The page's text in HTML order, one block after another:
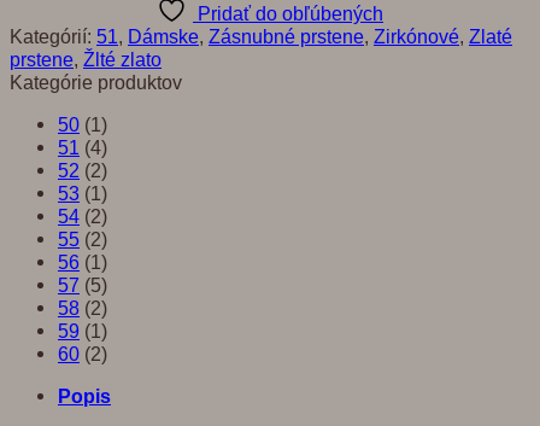
Pridať do obľúbených
Kategórií: 51 Dámske Zásnubné prstene Zirkónové Zlaté
prstene Žlté zlato
Kategórie produktov
50 (1)
51 (4)
52 (2)
53 (1)
54 (2)
55 (2)
56 (1)
57 (5)
58 (2)
59 (1)
60 (2)
Popis